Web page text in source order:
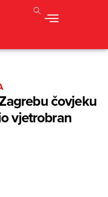
čovjeku
vjetrobran